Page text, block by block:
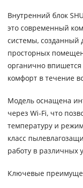
Внутренний блок
это современный
системы, созданный
просторных
органично
комфорт в течение
Модель оснащена
через Wi-Fi, что
температуру и
класс
работу в различных
Ключевые